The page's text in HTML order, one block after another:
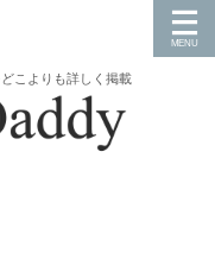
こよりも詳しく掲載